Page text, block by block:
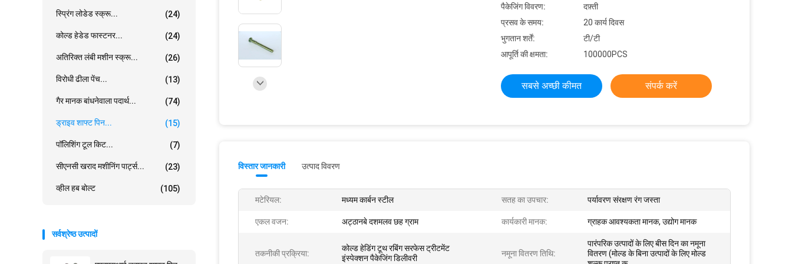
स्प्रिंग लोडेड स्क्रू... (24)
कोल्ड हेडेड फास्टनर... (24)
अतिरिक्त लंबी मशीन स्क्रू... (26)
विरोधी ढीला पेंच... (13)
गैर मानक बांधनेवाला पदार्थ... (74)
ड्राइव शाफ्ट पिन... (15)
पॉलिशिंग टूल किट... (7)
सीएनसी खराद मशीनिंग पार्ट्स... (23)
व्हील हब बोल्ट (105)
सर्वश्रेष्ठ उत्पादों
पैकेजिंग विवरण:
दफ़्ती
प्रसव के समय:
20 कार्य दिवस
भुगतान शर्तें:
टी/टी
आपूर्ति की क्षमता:
100000PCS
सबसे अच्छी कीमत संपर्क करें
विस्तार जानकारी उत्पाद विवरण
मटेरियल: मध्यम कार्बन स्टील सतह का उपचार: पर्यावरण संरक्षण रंग जस्ता
एकल वजन: अट्ठानबे दशमलव छह ग्राम कार्यकारी मानक: ग्राहक आवश्यकता मानक, उद्योग मानक
तकनीकी प्रक्रिया:
कोल्ड हेडिंग टूथ रबिंग सरफेस ट्रीटमेंट
इंस्पेक्शन पैकेजिंग डिलीवरी
नमूना वितरण तिथि:
पारंपरिक उत्पादों के लिए बीस दिन का नमूना
वितरण (मोल्ड के बिना उत्पादों के लिए मोल्ड